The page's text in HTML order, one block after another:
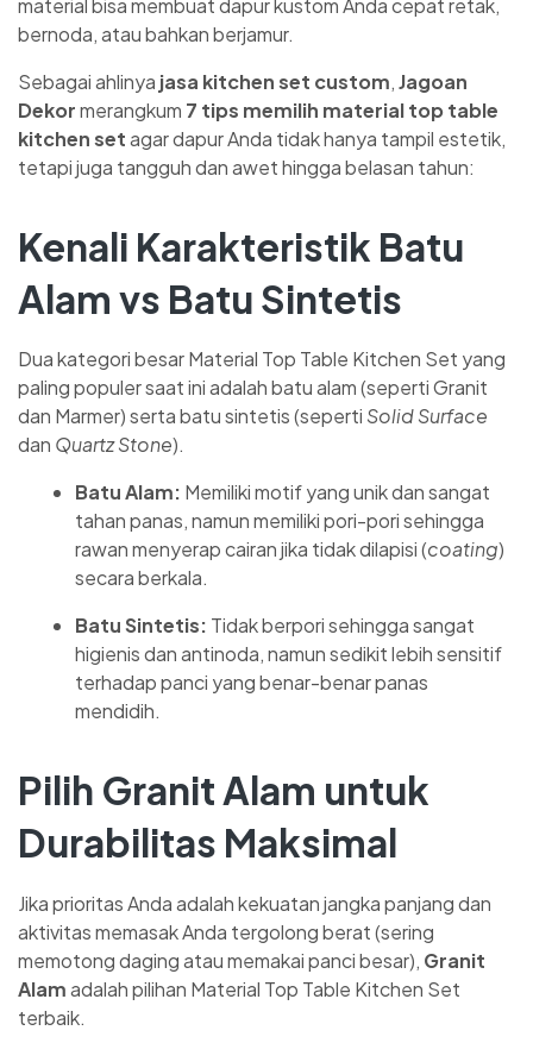
material bisa membuat dapur kustom Anda cepat retak,
bernoda, atau bahkan berjamur.
Sebagai ahlinya jasa kitchen set custom,Jagoan
Dekormerangkum 7 tips memilih material top table
kitchen setagar dapur Anda tidak hanya tampil estetik,
tetapi juga tangguh dan awet hingga belasan tahun:
Kenali Karakteristik Batu
Alam vs Batu Sintetis
Dua kategori besar Material Top Table Kitchen Set yang
paling populer saat ini adalah batu alam (seperti Granit
dan Marmer) serta batu sintetis (seperti Solid Surface
dan Quartz Stone).
Batu Alam: Memiliki motif yang unik dan sangat
tahan panas, namun memiliki pori-pori sehingga
rawan menyerap cairan jika tidak dilapisi (coating)
secara berkala.
Batu Sintetis: Tidak berpori sehingga sangat
higienis dan antinoda, namun sedikit lebih sensitif
terhadap panci yang benar-benar panas
mendidih.
Pilih Granit Alam untuk
Durabilitas Maksimal
Jika prioritas Anda adalah kekuatan jangka panjang dan
aktivitas memasak Anda tergolong berat (sering
memotong daging atau memakai panci besar), Granit
Alamadalah pilihan Material Top Table Kitchen Set
terbaik.